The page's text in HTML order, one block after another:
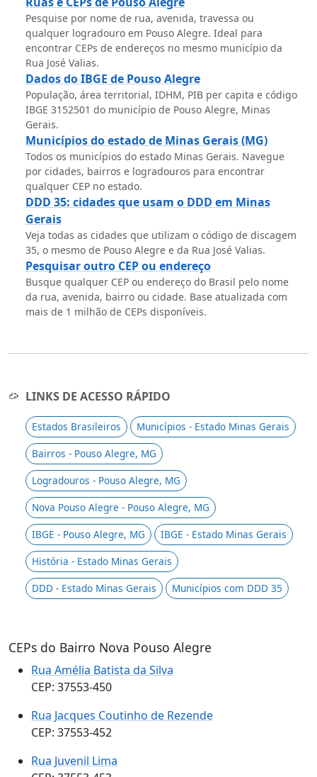
Pesquise por nome de rua, avenida, travessa ou
qualquer logradouro em Pouso Alegre. Ideal para
encontrar CEPs de endereços no mesmo município da
Rua José Valias.
Dados do IBGE de Pouso Alegre
População, área territorial, IDHM, PIB per capita e código
IBGE 3152501 do município de Pouso Alegre, Minas
Gerais.
Municípios do estado de Minas Gerais (MG)
Todos os municípios do estado Minas Gerais. Navegue
por cidades, bairros e logradouros para encontrar
qualquer CEP no estado.
DDD 35: cidades que usam o DDD em Minas
Gerais
Veja todas as cidades que utilizam o código de discagem
35, o mesmo de Pouso Alegre e da Rua José Valias.
Pesquisar outro CEP ou endereço
Busque qualquer CEP ou endereço do Brasil pelo nome
da rua, avenida, bairro ou cidade. Base atualizada com
mais de 1 milhão de CEPs disponíveis.
LINKS DE ACESSO RÁPIDO
Estados Brasileiros
Municípios - Estado Minas Gerais
Bairros - Pouso Alegre, MG
Logradouros - Pouso Alegre, MG
Nova Pouso Alegre - Pouso Alegre, MG
IBGE - Pouso Alegre, MG
IBGE - Estado Minas Gerais
História - Estado Minas Gerais
DDD - Estado Minas Gerais
Municípios com DDD 35
CEPs do Bairro Nova Pouso Alegre
Rua Amélia Batista da Silva
CEP: 37553-450
Rua Jacques Coutinho de Rezende
CEP: 37553-452
Rua Juvenil Lima